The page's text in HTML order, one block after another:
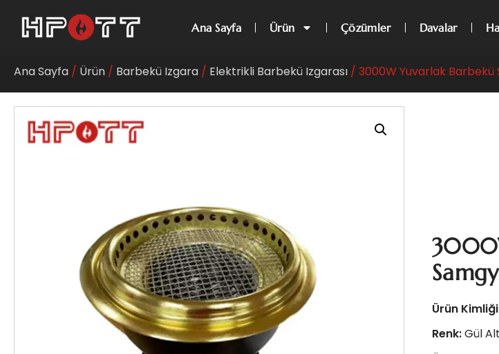
Ana Sayfa Ürün Çözümler Davalar
Ana Sayfa / Ürün / Barbekü Izgara / Elektrikli Barbekü Izgarası / 3000W Yuvarlak Barbekü
Ürün
Renk:Gül